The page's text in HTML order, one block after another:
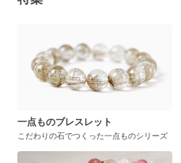
一点ものブレスレット
こだわりの石でつくった一点ものシリーズ